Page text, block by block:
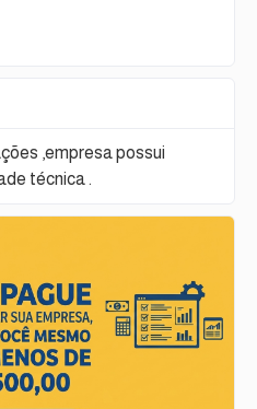
,empresa possui
técnica .